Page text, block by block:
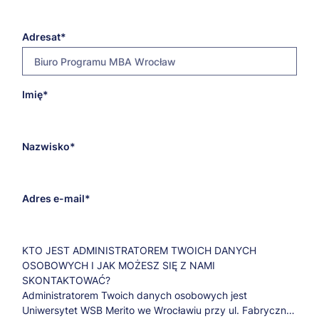
Telefon:
+48 532 082 710
E-mail:
monika.sygula@wroclaw.merito.pl
monika.sowa@wroclaw.merito.pl
Adresat
Biuro Programu MBA Wrocław
E-
Imię
Nazwisko
Adres e-mail
KTO JEST ADMINISTRATOREM TWOICH DANYCH
OSOBOWYCH I JAK MOŻESZ SIĘ Z NAMI
SKONTAKTOWAĆ?
Administratorem Twoich danych osobowych jest
Uniwersytet WSB Merito we Wrocławiu przy ul. Fabrycznej